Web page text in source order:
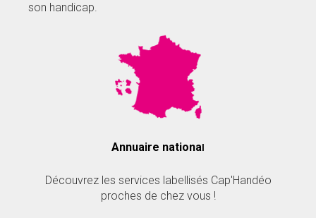
son handicap.
Annuaire nationa
Découvrez les services labellisés Cap'Handéo
proches de chez vous !